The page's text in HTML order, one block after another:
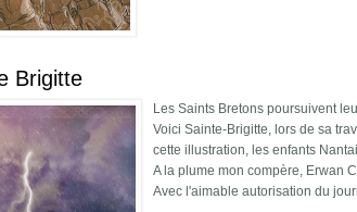
Brigitte
Les Saints Bretons poursuivent
Voici Sainte-Brigitte, lors de sa
cette illustration, les enfants
A la plume mon compère, Erwan
Avec l'aimable autorisation du